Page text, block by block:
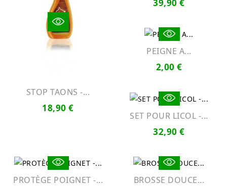
STOP TAONS -...
18,90 €
39,90 €
PEIGNE A...
2,00 €
SET POUR LICOL -...
32,90 €
PROTÈGE POIGNET -... BROSSE DOUCE...